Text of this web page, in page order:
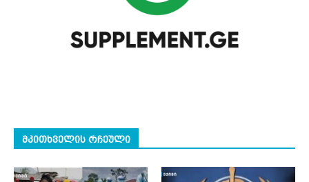
ᲛᲙᲘᲗᲮᲕᲔᲚᲘᲡ ᲠᲩᲔᲣᲚᲘ